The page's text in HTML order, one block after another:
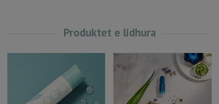
Produktet e lidhura